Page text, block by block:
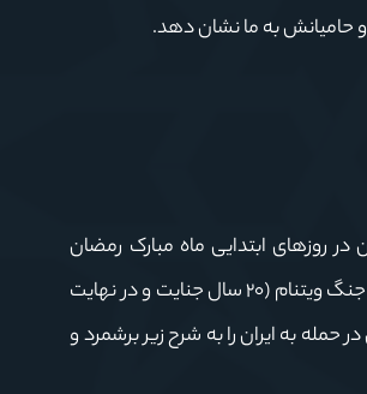
و حامیانش به ما نشان دهد.
روزهای ابتدایی ماه مبارک رمضان
(حدود ۱۴ روز پیش) پرداخت. وی با اشاره به سابقه تاریخی اشتباهات محاسباتی فاحش آمریکا در جنگ ویتنام (۲۰ سال جنایت و در نهایت
به ایران را به شرح زیر برشمرد و